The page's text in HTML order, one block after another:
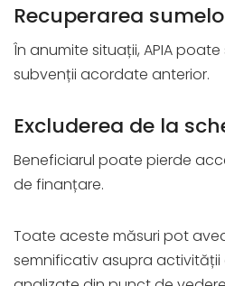
Recuperarea
În anumite situații, APIA
subvenții acordate anterior.
Excluderea de la
Beneficiarul poate pierde
de finanțare.
Toate aceste măsuri pot
semnificativ asupra activității